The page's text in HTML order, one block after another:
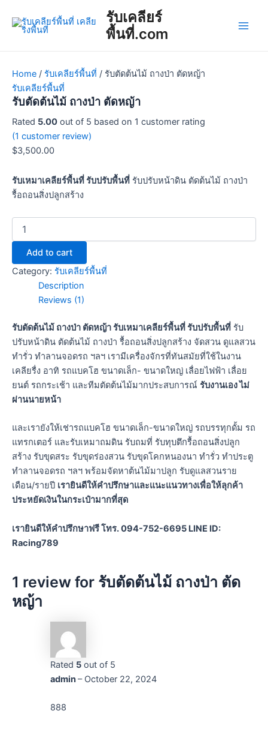
content
รับเคลียร์
พื้นที่.com
Home / รับเคลียร์พื้นที่ / รับตัดต้นไม้ ถางป่า ตัดหญ้า
รับเคลียร์พื้นที่
รับตัดต้นไม้ ถางป่า ตัดหญ้า
Rated 5.00 out of 5 based on 1 customer rating
(1 customer review)
$3,500.00
รับเหมาเคลียร์พื้นที่ รับปรับพื้นที่ รับปรับหน้าดิน ตัดต้นไม้ ถางป่า
รื้อถอนสิ่งปลูกสร้าง
ตัด
ต้นไม้
หญ้า
quantity
Add to cart
Category: รับเคลียร์พื้นที่
Description
Reviews (1)
รับตัดต้นไม้ ถางป่า ตัดหญ้า รับเหมาเคลียร์พื้นที่ รับปรับพื้นที่ รับ
ปรับหน้าดิน ตัดต้นไม้ ถางป่า รื้อถอนสิ่งปลูกสร้าง จัดสวน ดูแลสวน
ทำรั่ว ทำลานจอดรถ ฯลฯ เรามีเครื่องจักรที่ทันสมัยที่ใช้ในงาน
เคลียรื่ง อาทิ รถแบคโฮ ขนาดเล็ก- ขนาดใหญ่ เลื่อยไฟฟ้า เลื่อย
ยนต์ รถกระเช้า และทีมตัดต้นไม้มากประสบการณ์ รับงานเอง ไม่
ผ่านนายหน้า
และเรายังให้เช่ารถแบคโฮ ขนาดเล็ก-ขนาดใหญ่ รถบรรทุกดั้ม รถ
แทรกเตอร์ และรับเหมาถมดิน รับถมที่ รับทุบตึกรื้อถอนสิ่งปลูก
สร้าง รับขุดสระ รับขุดร่องสวน รับขุดโคกหนองนา ทำรั่ว ทำประตู
ทำลานจอดรถ ฯลฯ พร้อมจัดหาต้นไม้มาปลูก รับดูแลสวนราย
เดือน/รายปี เรายินดีให้คำปรึกษาและแนะแนวทางเพื่อให้ลุกค้า
ประหยัดเงินในกระเป๋ามากที่สุด
เรายินดีให้คำปรึกษาฟรี โทร. 094-752-6695 LINE ID:
Racing789
1 review for รับตัดต้นไม้ ถางป่า ตัด
หญ้า
Rated 5out of 5
admin– October 22, 2024
888